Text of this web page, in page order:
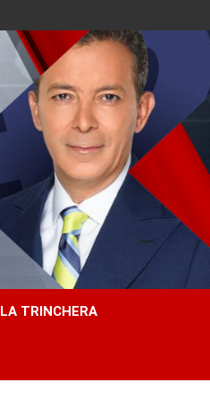
LA TRINCHERA